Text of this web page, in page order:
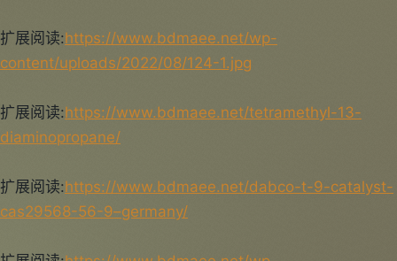
扩展阅读:https://www.bdmaee.net/wp-
content/uploads/2022/08/124-1.jpg
扩展阅读:https://www.bdmaee.net/tetramethyl-13-
diaminopropane/
扩展阅读:https://www.bdmaee.net/dabco-t-9-catalyst-
cas29568-56-9–germany/